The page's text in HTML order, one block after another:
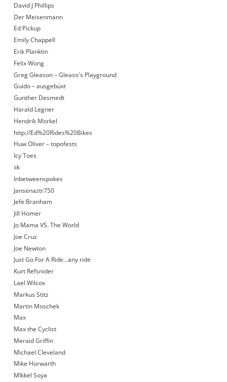
David J Phillips
Der Meisenmann
Ed Pickup
Emily Chappell
Erik Planktin
Felix Wong
Greg Gleason – Gleaso's Playground
Guido – ausgebüxt
Gunther Desmedt
Harald Legner
Hendrik Morkel
http://Ed%20Rides%20Bikes
Huw Oliver – topofests
Icy Toes
iik
Inbetweenspokes
Jansenaztr750
Jefe Branham
Jill Homer
Jo Mama VS. The World
Joe Cruz
Joe Newton
Just Go For A Ride…any ride
Kurt Refsnider
Lael Wilcox
Markus Stitz
Martin Moschek
Max
Max the Cyclist
Meraid Griffin
Michael Cleveland
Mike Horwarth
MIkkel Soya